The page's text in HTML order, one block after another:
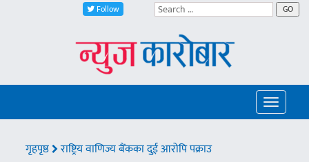
Follow GO
Toggle
गृहपृष्ठ राष्ट्रिय वाणिज्य बैंकका दुई आरोपि पक्राउ